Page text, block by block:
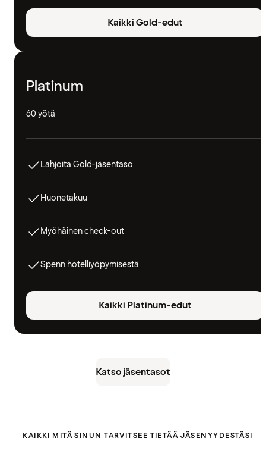
Kaikki Gold-edut
Platinum
60 yötä
Lahjoita Gold-jäsentaso
Huonetakuu
Myöhäinen check-out
Spenn hotelliyöpymisestä
Kaikki Platinum-edut
Katso jäsentasot
KAIKKI MITÄ SINUN TARVITSEE TIETÄÄ JÄSENYYDESTÄSI